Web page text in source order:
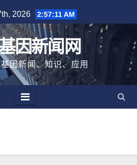
2026 2:57:12 AM
因新闻网
因新闻、知识、应用